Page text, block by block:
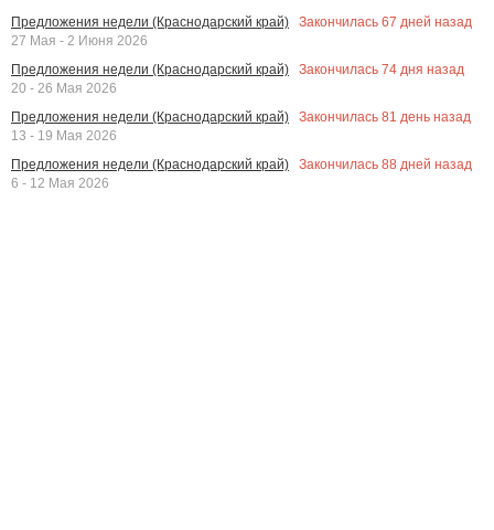
Предложения недели (Краснодарский край)
Закончилась 67 дней назад
27 Мая - 2 Июня 2026
Предложения недели (Краснодарский край)
Закончилась 74 дня назад
20 - 26 Мая 2026
Предложения недели (Краснодарский край)
Закончилась 81 день назад
13 - 19 Мая 2026
Предложения недели (Краснодарский край)
Закончилась 88 дней назад
6 - 12 Мая 2026